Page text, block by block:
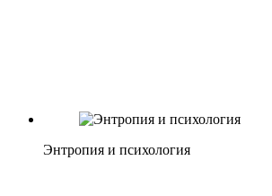
Энтропия и психология